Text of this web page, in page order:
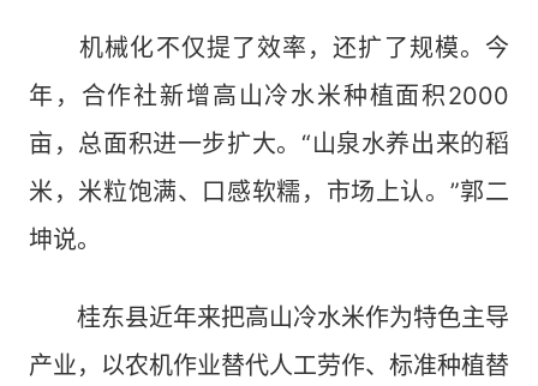
机械化不仅提了效率，还扩了规模。今
年，合作社新增高山冷水米种植面积2000
亩，总面积进一步扩大。“山泉水养出来的稻
米，米粒饱满、口感软糯，市场上认。”郭二
坤说。
桂东县近年来把高山冷水米作为特色主导
产业，以农机作业替代人工劳作、标准种植替